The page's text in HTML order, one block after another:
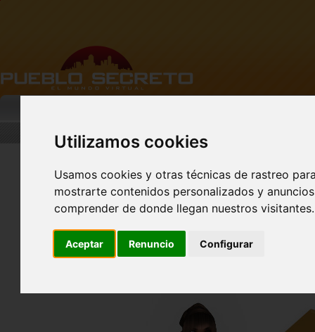
Utilizamos cookies
Usamos cookies y otras técnicas de rastreo
mostrarte contenidos personalizados y
comprender de donde llegan nuestros visitantes.
Aceptar Renuncio Configurar
FACEBOOK Pueblo
Secreto - CLIC AQUÍ